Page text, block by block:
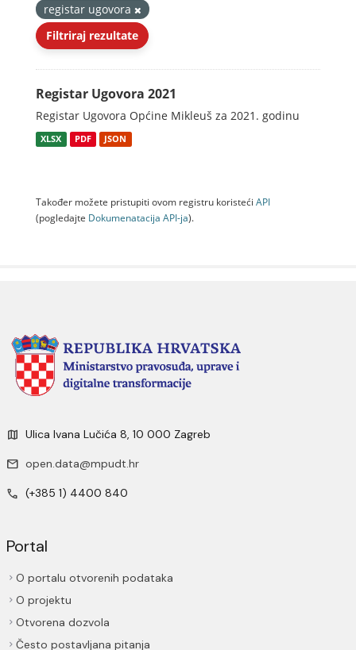
registar ugovora
Filtriraj rezultate
Registar Ugovora 2021
Registar Ugovora Općine Mikleuš za 2021. godinu
XLSX PDF JSON
Također možete pristupiti ovom registru koristeći API
(pogledajte Dokumenаtаcijа API-jа).